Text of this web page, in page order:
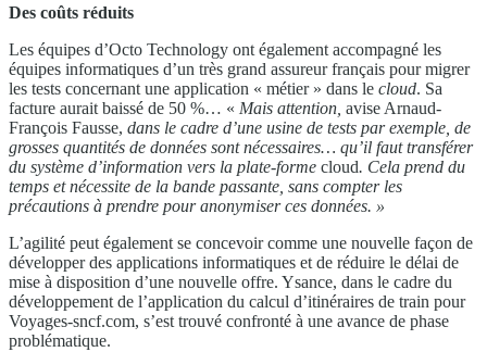
Des coûts réduits
Les équipes d’Octo Technology ont également accompagné les
équipes informatiques d’un très grand assureur français pour migrer
les tests concernant une application « métier » dans le cloud. Sa
facture aurait baissé de 50 %… « Mais attention, avise Arnaud-
François Fausse, dans le cadre d’une usine de tests par exemple, de
grosses quantités de données sont nécessaires… qu’il faut transférer
du système d’information vers la plate-forme cloud. Cela prend du
temps et nécessite de la bande passante, sans compter les
précautions à prendre pour anonymiser ces données. »
L’agilité peut également se concevoir comme une nouvelle façon de
développer des applications informatiques et de réduire le délai de
mise à disposition d’une nouvelle offre. Ysance, dans le cadre du
développement de l’application du calcul d’itinéraires de train pour
Voyages-sncf.com, s’est trouvé confronté à une avance de phase
problématique.